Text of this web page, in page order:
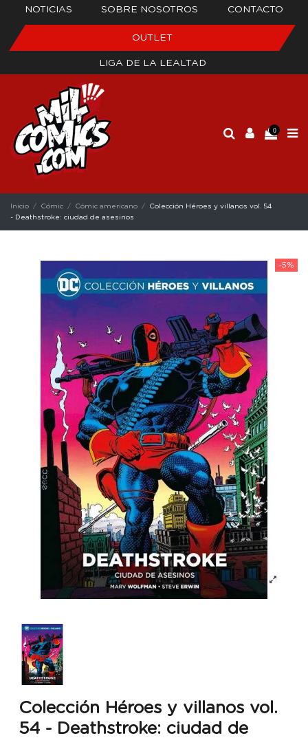
NOTICIAS SOBRE NOSOTROS CONTACTO
OUTLET
LIGA DE LA LEALTAD
0
Inicio Cómic Cómic americano
Colección Héroes y villanos vol. 54
- Deathstroke: ciudad de asesinos
-5%
Colección Héroes y villanos vol.
54 - Deathstroke: ciudad de